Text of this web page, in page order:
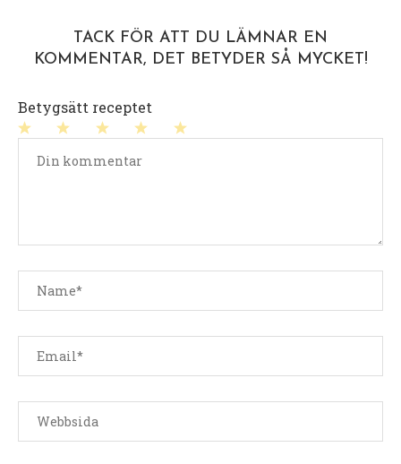
TACK FÖR ATT DU LÄMNAR EN
KOMMENTAR, DET BETYDER SÅ MYCKET!
Betygsätt receptet
stjärnor
stjärnor
stjärnor
stjärna